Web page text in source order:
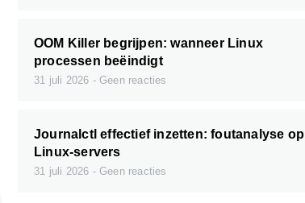
OOM Killer begrijpen: wanneer Linux
processen beëindigt
31 juli 2026 Geen reacties
Journalctl effectief inzetten: foutanalyse op
Linux-servers
31 juli 2026 Geen reacties